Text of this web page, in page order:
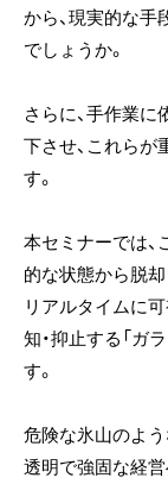
から、現実的な
でしょうか。
さらに、手作業
下させ、これら
す。
本セミナーでは
的な状態から脱
リアルタイムに
知・抑止する「ガ
す。
危険な氷山のよ
透明で強固な経